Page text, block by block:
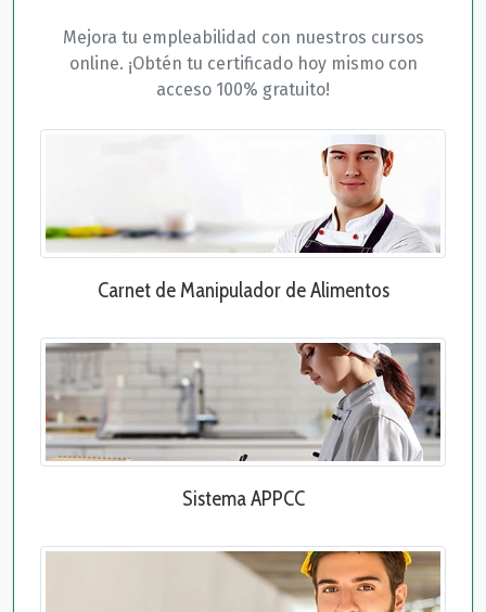
Mejora tu empleabilidad con nuestros cursos
online. ¡Obtén tu certificado hoy mismo con
acceso 100% gratuito!
Carnet de Manipulador de Alimentos
Sistema APPCC